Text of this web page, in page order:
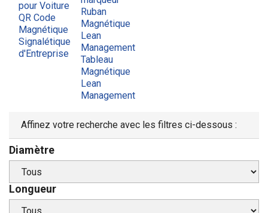
pour Voiture
QR Code
Magnétique
Signalétique
d'Entreprise
Ruban
Magnétique
Lean
Management
Tableau
Magnétique
Lean
Management
Affinez votre recherche avec les filtres ci-dessous :
Diamètre
Longueur